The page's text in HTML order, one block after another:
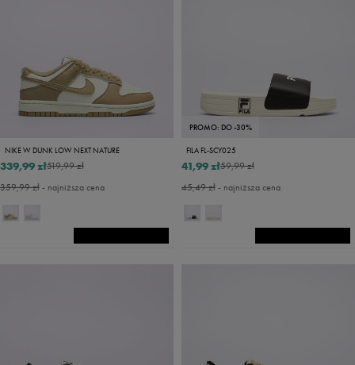
NIKE W DUNK LOW NEXT NATURE
519,99 zł
339,99 zł
359,99 zł- najniższa cena
PROMO: DO -30%
FILA FL-SCY025
59,99 zł
41,99 zł
45,49 zł- najniższa cena